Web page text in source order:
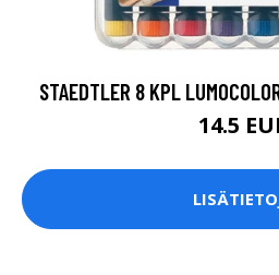
STAEDTLER 8 KPL
14.5